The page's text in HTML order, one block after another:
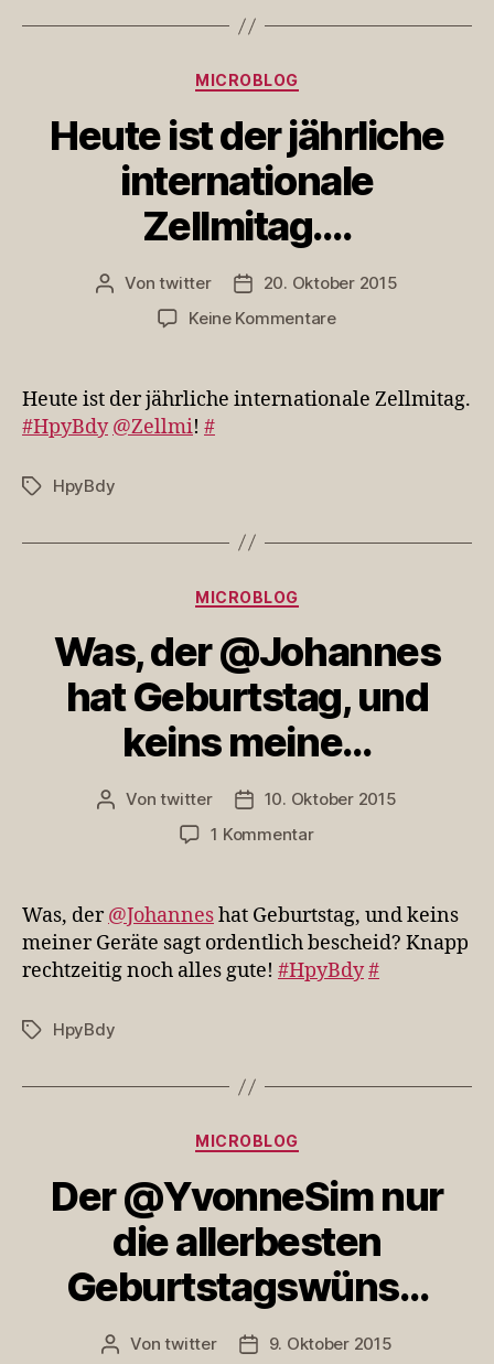
Kategorien
MICROBLOG
Heute ist der jährliche
internationale
Zellmitag….
Beitragsautor
Vontwitter Veröffentlichungsdatum
20. Oktober 2015
Keine Kommentarezu
der
Heute ist der jährliche internationale Zellmitag.
#HpyBdy @Zellmi! #
Schlagwörter
HpyBdy
Kategorien
MICROBLOG
Was, der @Johannes
hat Geburtstag, und
keins meine…
Beitragsautor
Vontwitter Veröffentlichungsdatum
10. Oktober 2015
1 Kommentarzu
@Johannes
Geburtstag,
und
Was, der@Johanneshat Geburtstag, und keins
meiner Geräte sagt ordentlich bescheid? Knapp
rechtzeitig noch alles gute! #HpyBdy#
Schlagwörter
HpyBdy
Kategorien
MICROBLOG
Der @YvonneSim nur
die allerbesten
Geburtstagswüns…
Beitragsautor
Vontwitter Veröffentlichungsdatum
9. Oktober 2015